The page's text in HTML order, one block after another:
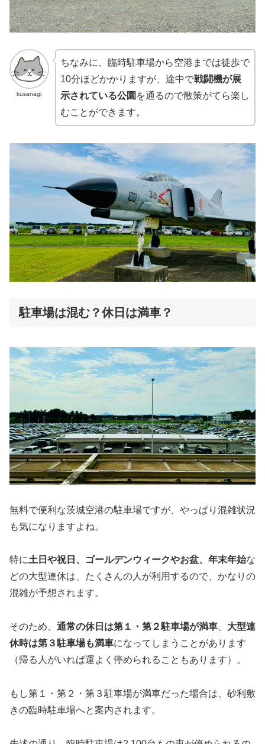
kusanagi
ちなみに、臨時駐車場から空港までは徒歩で
10分ほどかかりますが、途中で戦闘機が展
示されている公園 を通るので散策がてら楽し
むことができます。
駐車場は混む？休日は満車？
無料で便利な茨城空港の駐車場ですが、やっぱり混雑状況
も気になりますよね。
特に土日や祝日、ゴールデンウィークやお盆、年末年始な
どの大型連休は、たくさんの人が利用するので、かなりの
混雑が予想されます。
そのため、 通常の休日は第１・第２駐車場が満車
大型連
休時は第３駐車場も満車になってしまうことがあります
（帰る人がいれば運よく停められることもあります）。
もし第１・第２・第３駐車場が満車だった場合は、砂利敷
きの臨時駐車場へと案内されます。